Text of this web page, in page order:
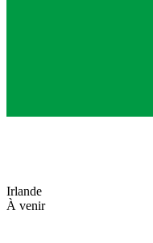
Irlande
À venir